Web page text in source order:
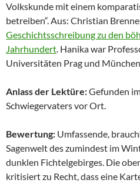
Volkskunde mit einem
betreiben“. Aus: Christian
Geschichtsschreibung zu den
Jahrhundert. Hanika war
Universitäten Prag und
Anlass der Lektüre:Gefunden
Schwiegervaters vor Ort.
Bewertung: Umfassende,
Sagenwelt des zumindest im
dunklen Fichtelgebirges. Die
kritisiert zu Recht, dass eine